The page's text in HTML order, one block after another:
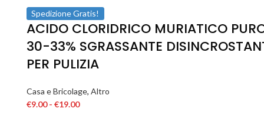
Spedizione Gratis!
ACIDO CLORIDRICO MURIATICO
30-33% SGRASSANTE
PER PULIZIA
Casa e Bricolage, Altro
€9.00 - €19.00